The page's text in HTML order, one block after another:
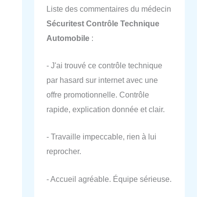
Liste des commentaires du médecin
Sécuritest Contrôle Technique
Automobile :
- J'ai trouvé ce contrôle technique
par hasard sur internet avec une
offre promotionnelle. Contrôle
rapide, explication donnée et clair.
- Travaille impeccable, rien à lui
reprocher.
- Accueil agréable. Équipe sérieuse.